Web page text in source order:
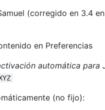
(corregido en 3.4
automática para
(no fijo):